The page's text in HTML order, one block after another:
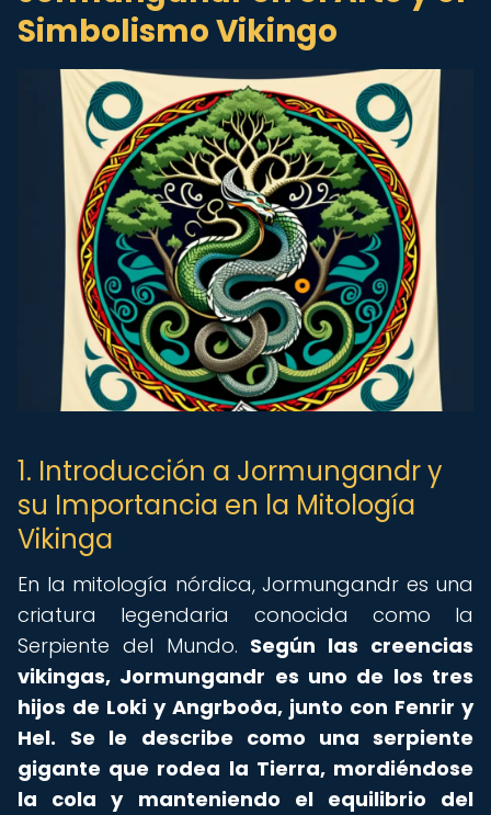
Simbolismo Vikingo
1. Introducción a Jormungandr y
su Importancia en la Mitología
Vikinga
En la mitología nórdica, Jormungandr es una
criatura legendaria conocida como la
Serpiente del Mundo. Según las creencias
vikingas, Jormungandr es uno de los tres
hijos de Loki y Angrboða, junto con Fenrir y
Hel. Se le describe como una serpiente
gigante que rodea la Tierra, mordiéndose
la cola y manteniendo el equilibrio del